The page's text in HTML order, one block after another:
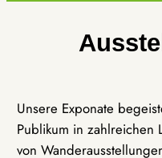
Unsere Exponate
Publikum in zahlreichen
von